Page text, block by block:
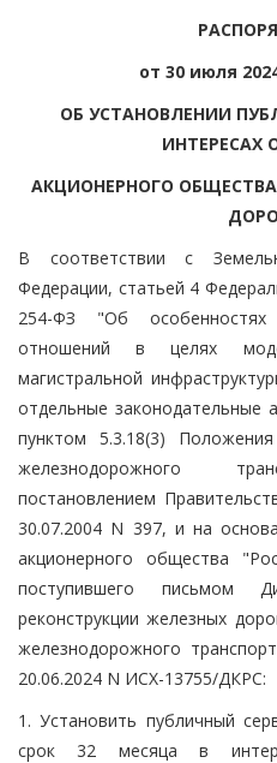
от 30 июля
ОБ УСТАНОВЛЕНИИ
ИНТЕРЕСАХ
АКЦИОНЕРНОГО
В соответствии с
Федерации, статьей 4
254-ФЗ "Об особенностях
отношений в целях
магистральной
отдельные законодательные
пунктом 5.3.18(3)
железнодорожного
постановлением
30.07.2004 N 397, и на
акционерного общества
поступившего письмом
реконструкции железных
железнодорожного
20.06.2024 N ИСХ-13755/ДКРС:
1. Установить публичный
срок 32 месяца в